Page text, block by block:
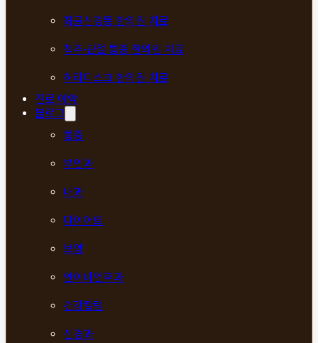
좌골신경통 한의원 치료
척추·관절 통증 한의원 치료
허리디스크 한의원 치료
진료 예약
블로그
통증
부인과
내과
다이어트
보양
안이비인후과
건강칼럼
신경과